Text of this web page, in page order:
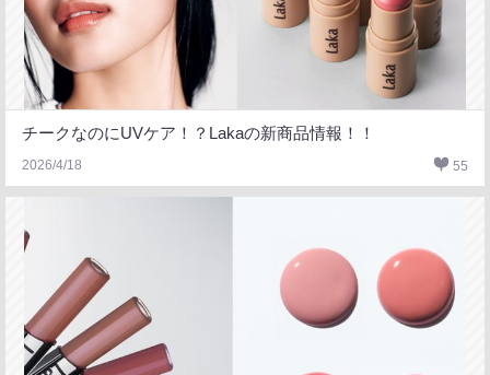
チークなのにUVケア！？Lakaの新商品情報！！
2026/4/18 55